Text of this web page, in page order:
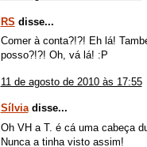
RS disse...
Comer à conta?!?! Eh lá!
posso?!?! Oh, vá lá! :P
11 de agosto de 2010 às 17:55
Sílviadisse...
Oh VH a T. é cá uma cabeça
Nunca a tinha visto assim!